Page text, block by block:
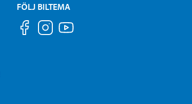
FÖLJ BILTEMA